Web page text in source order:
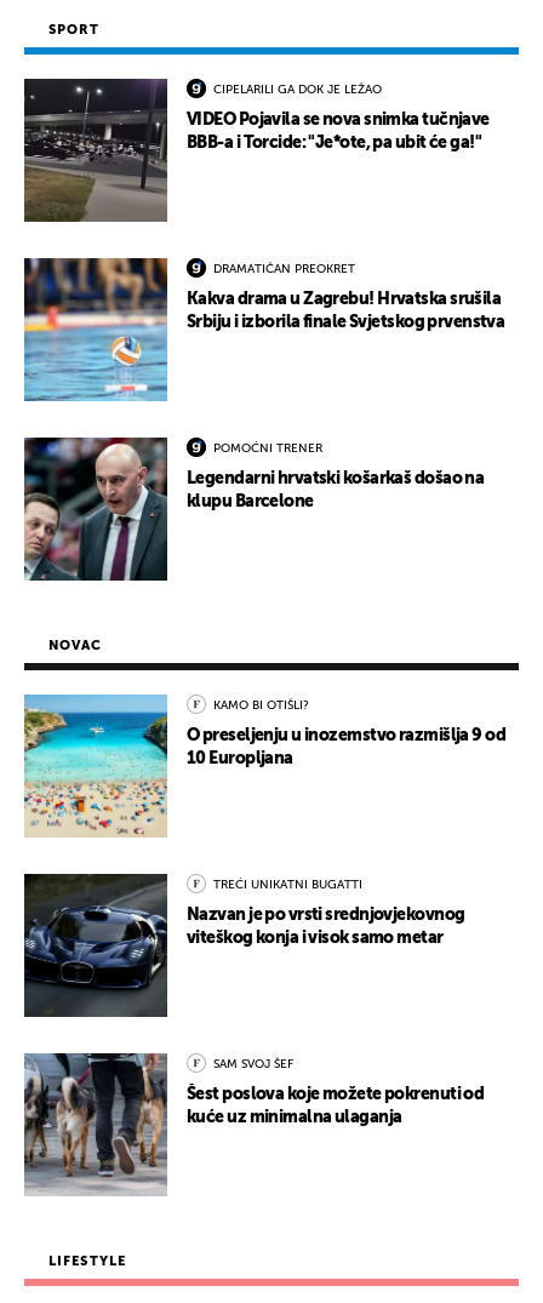
SPORT
CIPELARILI GA DOK JE LEŽAO
VIDEO Pojavila se nova snimka tučnjave
BBB-a i Torcide: "Je*ote, pa ubit će ga!"
DRAMATIČAN PREOKRET
Kakva drama u Zagrebu! Hrvatska srušila
Srbiju i izborila finale Svjetskog prvenstva
POMOĆNI TRENER
Legendarni hrvatski košarkaš došao na
klupu Barcelone
NOVAC
KAMO BI OTIŠLI?
O preseljenju u inozemstvo razmišlja 9 od
10 Europljana
TREĆI UNIKATNI BUGATTI
Nazvan je po vrsti srednjovjekovnog
viteškog konja i visok samo metar
SAM SVOJ ŠEF
Šest poslova koje možete pokrenuti od
kuće uz minimalna ulaganja
LIFESTYLE